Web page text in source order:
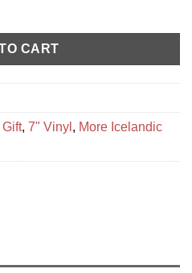
CART
, 7" Vinyl , More Icelandic